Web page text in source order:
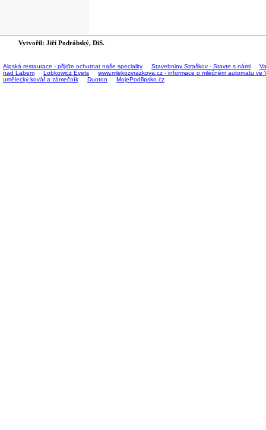
Vytvořil: Jiří Podrábský, DiS.
Alpská restaurace - přijďte ochutnat naše speciality Stavebniny Straškov - Stavte s námi
nad Labem
Lobkowicz Evets
www.mlekozvrazkova.cz - informace o mléčném automatu
umělecký kovář a zámečník
Duoton MojePodřipsko.cz